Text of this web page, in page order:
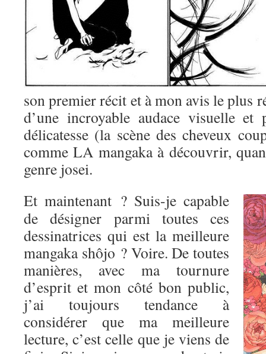
son premier récit et à mon avis le plus
d’une incroyable audace visuelle et
délicatesse (la scène des cheveux
comme LA mangaka à découvrir,
genre josei.
Et maintenant ? Suis-je capable
de désigner parmi toutes ces
dessinatrices qui est la meilleure
mangaka shôjo ? Voire. De toutes
manières, avec ma tournure
d’esprit et mon côté bon public,
j’ai toujours tendance à
considérer que ma meilleure
lecture, c’est celle que je viens de